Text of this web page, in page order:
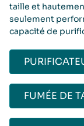
taille et
seulement
capacité de
FUMÉE DE